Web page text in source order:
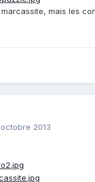
mais les
octobre 2013